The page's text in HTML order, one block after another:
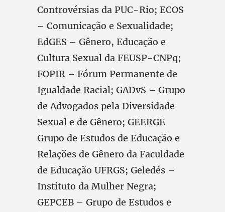
Controvérsias da PUC-Rio; ECOS
– Comunicação e Sexualidade;
EdGES – Gênero, Educação e
Cultura Sexual da FEUSP-CNPq;
FOPIR – Fórum Permanente de
Igualdade Racial; GADvS – Grupo
de Advogados pela Diversidade
Sexual e de Gênero; GEERGE
Grupo de Estudos de Educação e
Relações de Gênero da Faculdade
de Educação UFRGS; Geledés –
Instituto da Mulher Negra;
GEPCEB – Grupo de Estudos e